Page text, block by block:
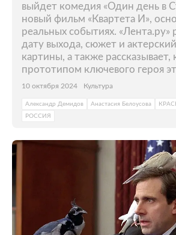
выйдет комедия «Один день в
новый фильм «Квартета И»,
реальных событиях. «Лента.ру»
дату выхода, сюжет и
картины, а также рассказывает,
прототипом ключевого героя
10 октября 2024 Культура
Александр Демидов Анастасия Белоусова
РОССИЯ